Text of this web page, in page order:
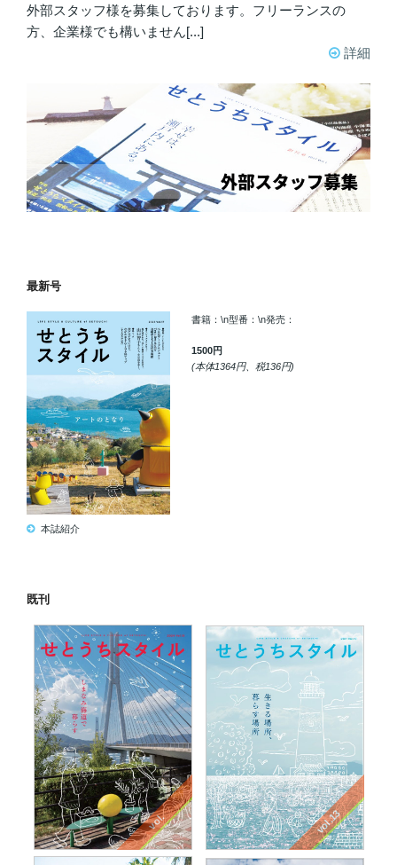
外部スタッフ様を募集しております。フリーランスの
方、企業様でも構いません[...]
詳細
最新号
書籍：\n型番：\n発売：
1500円
(本体1364円、税136円)
本誌紹介
既刊
vol. vol.13